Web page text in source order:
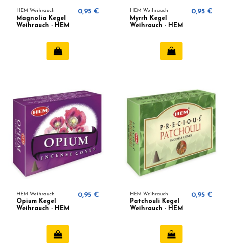
HEM Weihrauch
Magnolia Kegel
Weihrauch - HEM
0,95 € HEM Weihrauch
Myrrh Kegel
Weihrauch - HEM
0,95 €
HEM Weihrauch
Opium Kegel
Weihrauch - HEM
0,95 € HEM Weihrauch
Patchouli Kegel
Weihrauch - HEM
0,95 €